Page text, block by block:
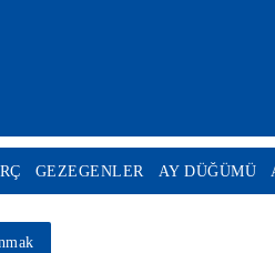
GEZEGENLER AY DÜĞÜMÜ